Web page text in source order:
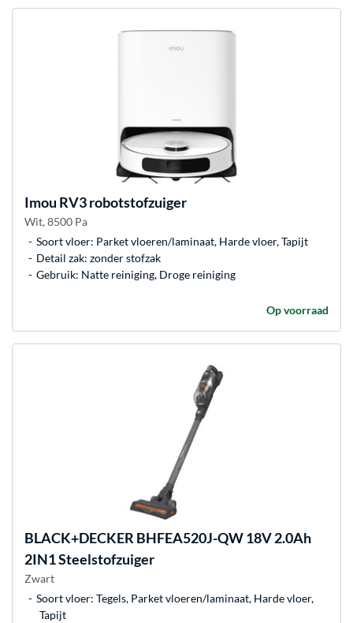
Imou RV3 robotstofzuiger
Wit, 8500 Pa
Soort vloer: Parket vloeren/laminaat, Harde vloer, Tapijt
Detail zak: zonder stofzak
Gebruik: Natte reiniging, Droge reiniging
Op voorraad
BLACK+DECKER BHFEA520J-QW 18V 2.0Ah
2IN1 Steelstofzuiger
Zwart
Soort vloer: Tegels, Parket vloeren/laminaat, Harde vloer,
Tapijt